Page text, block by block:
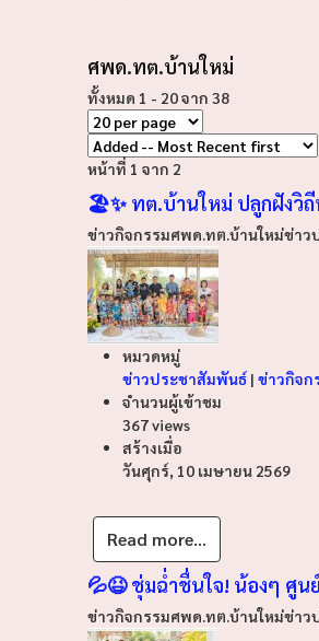
ศพด.ทต.บ้านใหม่
ทั้งหมด 1 - 20 จาก 38
หน้าที่ 1 จาก 2
🏖️✨ ทต.บ้านใหม่ ปลูกฝังวิถี
ข่าวกิจกรรมศพด.ทต.บ้านใหม่ข่าว
หมวดหมู่
ข่าวประชาสัมพันธ์ | ข่าวกิจก
จำนวนผู้เข้าชม
367 views
สร้างเมื่อ
วันศุกร์, 10 เมษายน 2569
Read more...
💦😆 ชุ่มฉ่ำชื่นใจ! น้องๆ ศูน
ข่าวกิจกรรมศพด.ทต.บ้านใหม่ข่าว